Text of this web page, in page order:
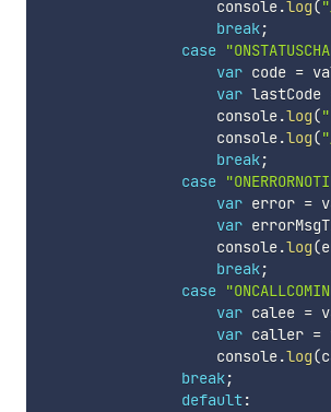
                    console
.log(
break;
case
var code =
var lastCode
                    console
.log(
                    console
.log(
break;
case
var error =
var
                    console
.log(
break;
case
var calee =
var caller =
                    console
.log(
break;
default: